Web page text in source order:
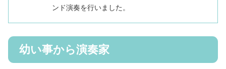
ンド演奏を行いました。
幼い事から演奏家